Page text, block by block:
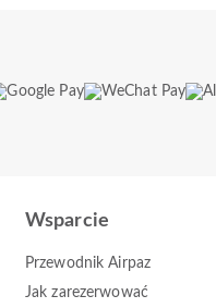
Wsparcie
Przewodnik Airpaz
Jak zarezerwować